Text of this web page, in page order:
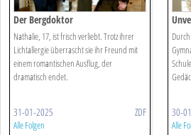
Der Bergdoktor
Nathalie, 17, ist frisch verliebt. Trotz ihrer
Lichtallergie überrascht sie ihr Freund mit
einem romantischen Ausflug, der
dramatisch endet.
31-01-2025 ZDF
Alle Folgen
30-
Alle